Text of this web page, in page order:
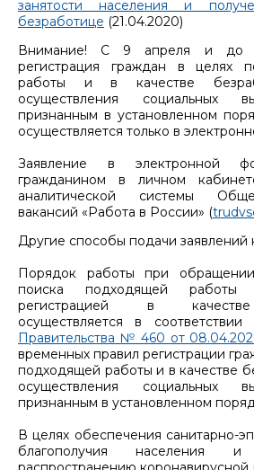
занятости населения и
безработице (21.04.2020)
Внимание! С 9 апреля и до
регистрация граждан в целях
работы и в качестве
осуществления социальных
признанным в установленном
осуществляется только в
Заявление в электронной
гражданином в личном
аналитической системы
вакансий «Работа в России» (
Другие способы подачи
Порядок работы при
поиска подходящей работы
регистрацией в качестве
осуществляется в
Правительства № 460 от
временных правил регистрации
подходящей работы и в качестве
осуществления социальных
признанным в установленном
В целях обеспечения санитарно-
благополучия населения и